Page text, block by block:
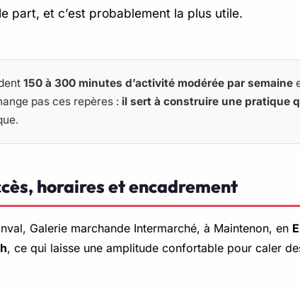
part, et c’est probablement la plus utile.
150 à 300 minutes d’activité modérée par semaine
pas ces repères : il sert à construire une pratique
horaires et encadrement
Galerie marchande Intermarché, à Maintenon, en
, ce qui laisse une amplitude confortable pour caler